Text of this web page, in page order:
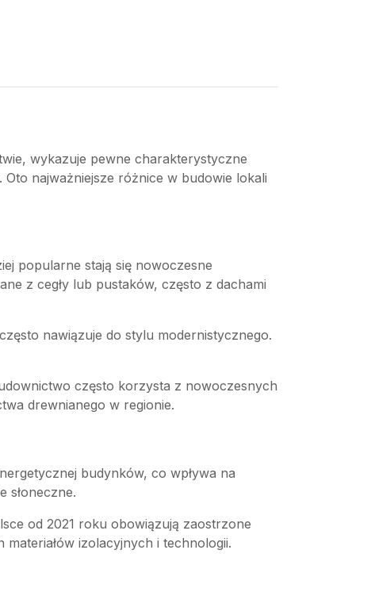
wykazuje pewne charakterystyczne
najważniejsze różnice w budowie lokali
popularne stają się nowoczesne
z cegły lub pustaków, często z dachami
nawiązuje do stylu modernistycznego.
często korzysta z nowoczesnych
drewnianego w regionie.
budynków, co wpływa na
słoneczne.
od 2021 roku obowiązują zaostrzone
izolacyjnych i technologii.